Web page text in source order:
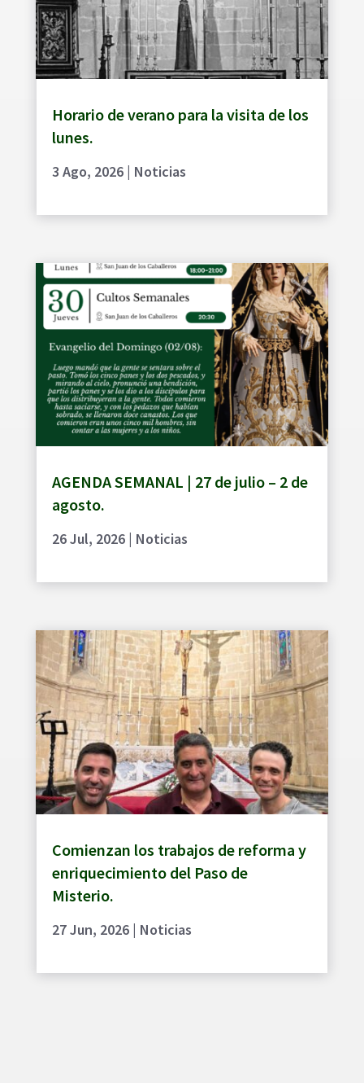
Horario de verano para la visita de los
lunes.
3 Ago, 2026| Noticias
AGENDA SEMANAL | 27 de julio – 2 de
agosto.
26 Jul, 2026| Noticias
Comienzan los trabajos de reforma y
enriquecimiento del Paso de
Misterio.
27 Jun, 2026| Noticias